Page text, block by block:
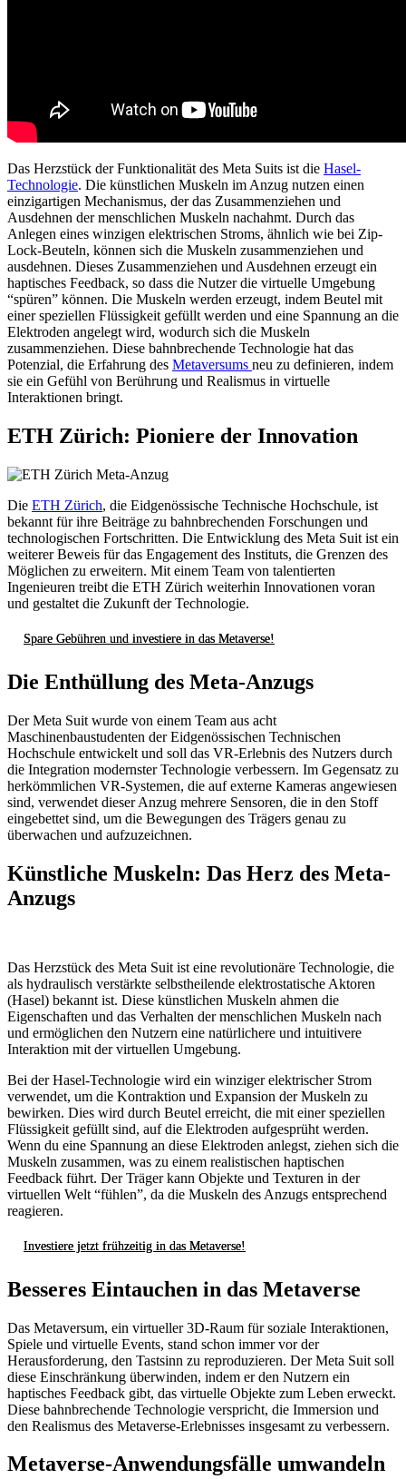
Das Herzstück der Funktionalität des Meta Suits ist die Hasel-
Technologie. Die künstlichen Muskeln im Anzug nutzen einen
einzigartigen Mechanismus, der das Zusammenziehen und
Ausdehnen der menschlichen Muskeln nachahmt. Durch das
Anlegen eines winzigen elektrischen Stroms, ähnlich wie bei Zip-
Lock-Beuteln, können sich die Muskeln zusammenziehen und
ausdehnen. Dieses Zusammenziehen und Ausdehnen erzeugt ein
haptisches Feedback, so dass die Nutzer die virtuelle Umgebung
“spüren” können. Die Muskeln werden erzeugt, indem Beutel mit
einer speziellen Flüssigkeit gefüllt werden und eine Spannung an die
Elektroden angelegt wird, wodurch sich die Muskeln
zusammenziehen. Diese bahnbrechende Technologie hat das
Potenzial, die Erfahrung des Metaversums neu zu definieren, indem
sie ein Gefühl von Berührung und Realismus in virtuelle
Interaktionen bringt.
ETH Zürich: Pioniere der Innovation
Die ETH Zürich, die Eidgenössische Technische Hochschule, ist
bekannt für ihre Beiträge zu bahnbrechenden Forschungen und
technologischen Fortschritten. Die Entwicklung des Meta Suit ist ein
weiterer Beweis für das Engagement des Instituts, die Grenzen des
Möglichen zu erweitern. Mit einem Team von talentierten
Ingenieuren treibt die ETH Zürich weiterhin Innovationen voran
und gestaltet die Zukunft der Technologie.
Spare Gebühren und investiere in das Metaverse!
Die Enthüllung des Meta-Anzugs
Der Meta Suit wurde von einem Team aus acht
Maschinenbaustudenten der Eidgenössischen Technischen
Hochschule entwickelt und soll das VR-Erlebnis des Nutzers durch
die Integration modernster Technologie verbessern. Im Gegensatz zu
herkömmlichen VR-Systemen, die auf externe Kameras angewiesen
sind, verwendet dieser Anzug mehrere Sensoren, die in den Stoff
eingebettet sind, um die Bewegungen des Trägers genau zu
überwachen und aufzuzeichnen.
Künstliche Muskeln: Das Herz des Meta-
Anzugs
Das Herzstück des Meta Suit ist eine revolutionäre Technologie, die
als hydraulisch verstärkte selbstheilende elektrostatische Aktoren
(Hasel) bekannt ist. Diese künstlichen Muskeln ahmen die
Eigenschaften und das Verhalten der menschlichen Muskeln nach
und ermöglichen den Nutzern eine natürlichere und intuitivere
Interaktion mit der virtuellen Umgebung.
Bei der Hasel-Technologie wird ein winziger elektrischer Strom
verwendet, um die Kontraktion und Expansion der Muskeln zu
bewirken. Dies wird durch Beutel erreicht, die mit einer speziellen
Flüssigkeit gefüllt sind, auf die Elektroden aufgesprüht werden.
Wenn du eine Spannung an diese Elektroden anlegst, ziehen sich die
Muskeln zusammen, was zu einem realistischen haptischen
Feedback führt. Der Träger kann Objekte und Texturen in der
virtuellen Welt “fühlen”, da die Muskeln des Anzugs entsprechend
reagieren.
Investiere jetzt frühzeitig in das Metaverse!
Besseres Eintauchen in das Metaverse
Das Metaversum, ein virtueller 3D-Raum für soziale Interaktionen,
Spiele und virtuelle Events, stand schon immer vor der
Herausforderung, den Tastsinn zu reproduzieren. Der Meta Suit soll
diese Einschränkung überwinden, indem er den Nutzern ein
haptisches Feedback gibt, das virtuelle Objekte zum Leben erweckt.
Diese bahnbrechende Technologie verspricht, die Immersion und
den Realismus des Metaverse-Erlebnisses insgesamt zu verbessern.
Metaverse-Anwendungsfälle umwandeln